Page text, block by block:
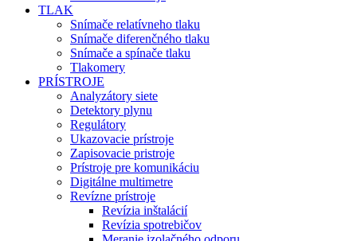
TLAK
Snímače relatívneho tlaku
Snímače diferenčného tlaku
Snímače a spínače tlaku
Tlakomery
PRÍSTROJE
Analyzátory siete
Detektory plynu
Regulátory
Ukazovacie prístroje
Zapisovacie pristroje
Prístroje pre komunikáciu
Digitálne multimetre
Revízne prístroje
Revízia inštalácií
Revízia spotrebičov